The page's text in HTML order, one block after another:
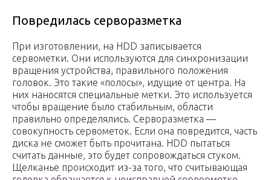
Повредилась серворазметка
При изготовлении, на HDD записывается
сервометки. Они используются для синхронизации
вращения устройства, правильного положения
головок. Это такие «полосы», идущие от центра. На
них наносятся специальные метки. Это используется
чтобы вращение было стабильным, области
правильно определялись. Серворазметка —
совокупность сервометок. Если она повредится, часть
диска не сможет быть прочитана. HDD пытаться
считать данные, это будет сопровождаться стуком.
Щелканье происходит из-за того, что считывающая